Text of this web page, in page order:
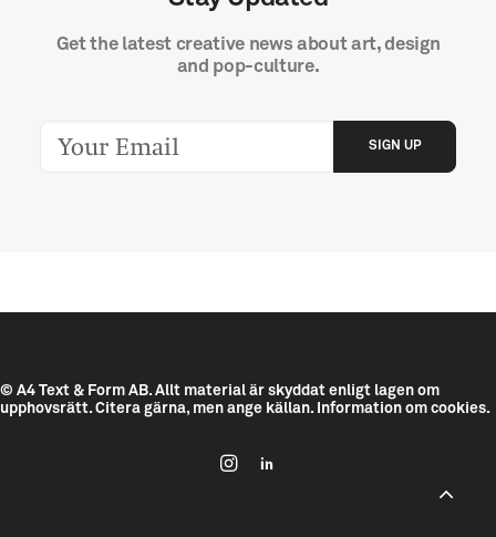
Get the latest creative news about art, design
and pop-culture.
© A4 Text & Form AB. Allt material är skyddat enligt lagen om
upphovsrätt. Citera gärna, men ange källan. Information om cookies.